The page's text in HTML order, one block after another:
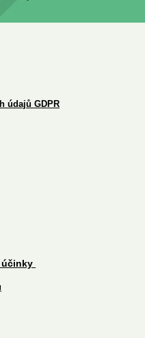
údajů GDPR
účinky